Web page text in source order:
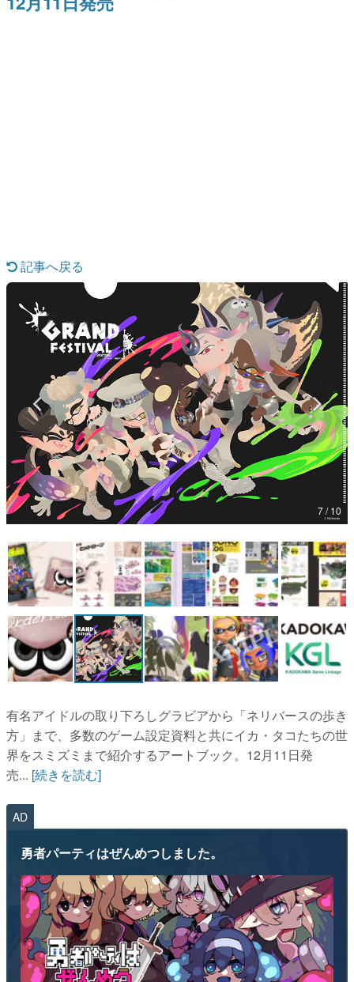
の姿を追い、彼らのルーツと情熱を探っていきます。
ゲームが変えた日本語
「経験値」「裏技」「ラスボス」… ゲームにまつわる言葉
の起源や用法の変遷を、コンピューター文化史研究家・タ
イニーP氏が徹底調査。
カテゴリ
特集記事
マンガ
女性向け
アプリレビュー
その他
電ファミニコゲーマーとは？
運営：株式会社マレ
記事へ戻る
7 / 10
有名アイドルの取り下ろしグラビアから「ネリバースの歩き
方」まで、多数のゲーム設定資料と共にイカ・タコたちの世
界をスミズミまで紹介するアートブック。12月11日発
売... [続きを読む]
AD
勇者パーティはぜんめつしました。